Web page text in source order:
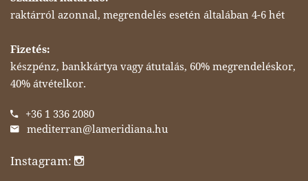
raktárról azonnal, megrendelés esetén általában 4-6 hét
Fizetés:
készpénz, bankkártya vagy átutalás, 60% megrendeléskor,
40% átvételkor.
+36 1 336 2080
mediterran@lameridiana.hu
Instagram: